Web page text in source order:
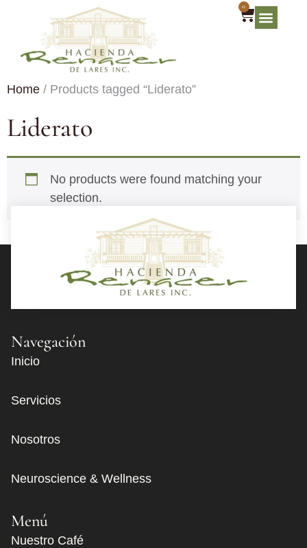
0
Home / Products tagged “Liderato”
Liderato
No products were found matching your
selection.
Navegación
Inicio
Servicios
Nosotros
Neuroscience & Wellness
Menú
Nuestro Café